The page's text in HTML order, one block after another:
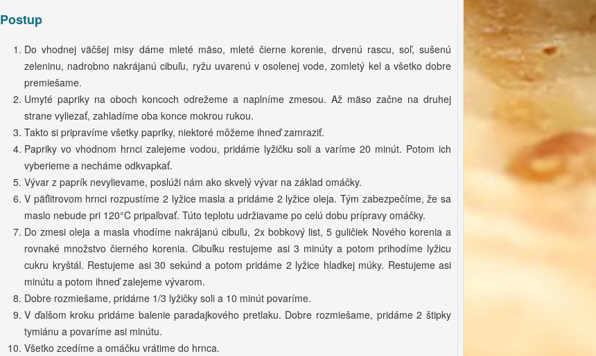
Postup
Do vhodnej väčšej misy dáme mleté ​​mäso, mleté ​​čierne korenie, drvenú rascu, soľ, sušenú
zeleninu, nadrobno nakrájanú cibuľu, ryžu uvarenú v osolenej vode, zomletý kel a všetko dobre
premiešame.
Umyté papriky na oboch koncoch odrežeme a naplníme zmesou. Až mäso začne na druhej
strane vyliezať, zahladíme oba konce mokrou rukou.
Takto si pripravíme všetky papriky, niektoré môžeme ihneď zamraziť.
Papriky vo vhodnom hrnci zalejeme vodou, pridáme lyžičku soli a varíme 20 minút. Potom ich
vyberieme a necháme odkvapkať.
Vývar z paprík nevylievame, poslúži nám ako skvelý vývar na základ omáčky.
V päťlitrovom hrnci rozpustíme 2 lyžice masla a pridáme 2 lyžice oleja. Tým zabezpečíme, že sa
maslo nebude pri 120°C pripaľovať. Túto teplotu udržiavame po celú dobu prípravy omáčky.
Do zmesi oleja a masla vhodíme nakrájanú cibuľu, 2x bobkový list, 5 guličiek Nového korenia a
rovnaké množstvo čierného korenia. Cibuľku restujeme asi 3 minúty a potom prihodíme lyžicu
cukru kryštál. Restujeme asi 30 sekúnd a potom pridáme 2 lyžice hladkej múky. Restujeme asi
minútu a potom ihneď zalejeme vývarom.
Dobre rozmiešame, pridáme 1/3 lyžičky soli a 10 minút povaríme.
V ďalšom kroku pridáme balenie paradajkového pretlaku. Dobre rozmiešame, pridáme 2 štipky
tymiánu a povaríme asi minútu.
Všetko zcedíme a omáčku vrátime do hrnca.